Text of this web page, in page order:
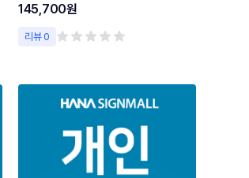
145,700원
리뷰 0